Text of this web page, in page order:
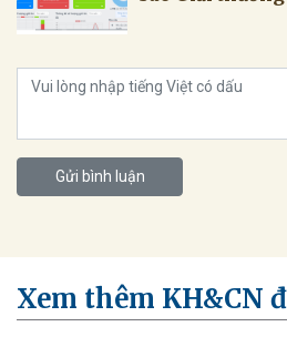
Gửi bình luận
Xem thêm KH&CN